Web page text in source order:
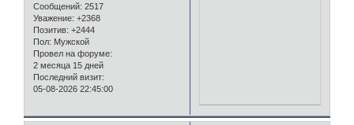
Сообщений: 2517
Уважение: +2368
Позитив: +2444
Пол: Мужской
Провел на форуме:
2 месяца 15 дней
Последний визит:
05-08-2026 22:45:00